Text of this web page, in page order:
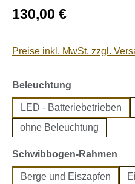
Regulärer Preis:
130,00 €
Preise inkl. MwSt. zzgl.
Beleuchtung
LED - Batteriebetrieben
ohne Beleuchtung
Schwibbogen-Rahmen
Berge und Eiszapfen